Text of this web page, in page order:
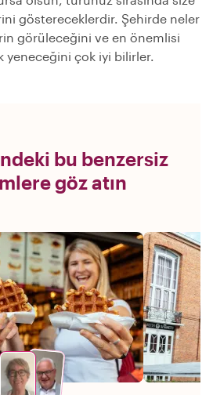
göstereceklerdir. Şehirde neler
görüleceğini ve en önemlisi
yeneceğini çok iyi bilirler.
bu benzersiz
göz atın